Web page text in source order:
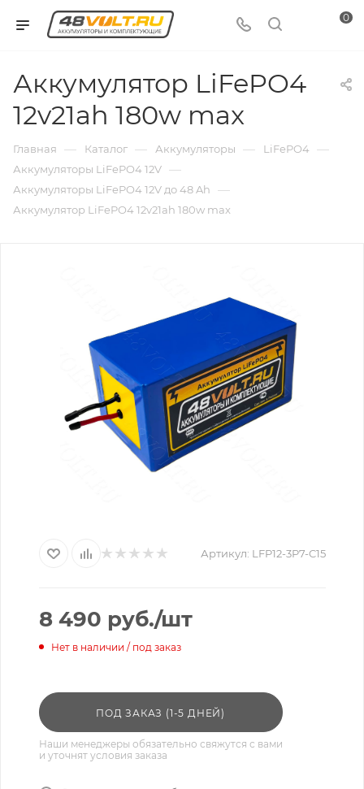
0
Аккумулятор LiFePO4
12v21ah 180w max
Главная — Каталог — Аккумуляторы — LiFePO4 —
Аккумуляторы LiFePO4 12V —
Аккумуляторы LiFePO4 12V до 48 Ah —
Аккумулятор LiFePO4 12v21ah 180w max
Артикул: LFP12-3P7-C15
8 490 руб./шт
Нет в наличии / под заказ
ПОД ЗАКАЗ (1-5 ДНЕЙ)
Наши менеджеры обязательно свяжутся с вами
и уточнят условия заказа